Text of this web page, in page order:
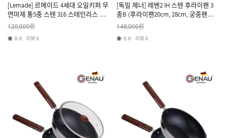
[Lemade] 르메이드 4세대 오일키퍼 무
연마제 통5중 스텐 316 스테인리스 스
텐팬 24cm
120,000원
0.0 리뷰0
[독일 제너] 레벤2 IH 스텐 후라이팬 3
종B (후라이팬20cm, 28cm, 궁중팬
28cm)
148,000원
0.0 리뷰0